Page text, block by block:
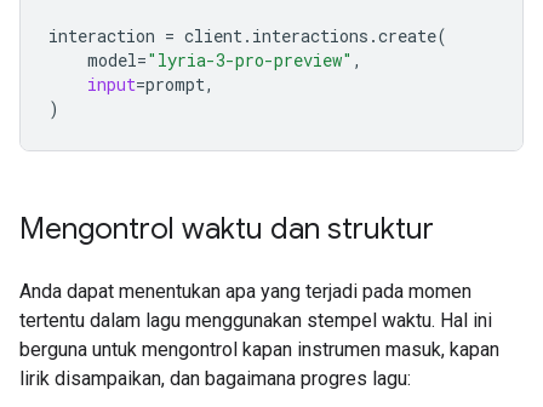
interaction = client. interactions .create(
model="lyria-3-pro-preview" ,
input=prompt,
)
Mengontrol waktu dan struktur
Anda dapat menentukan apa yang terjadi pada momen
tertentu dalam lagu menggunakan stempel waktu. Hal ini
berguna untuk mengontrol kapan instrumen masuk, kapan
lirik disampaikan, dan bagaimana progres lagu: